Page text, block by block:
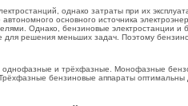
однако затраты при их
автономного основного источника
Однако, бензиновые электростанции
для решения меньших задач. Поэтому
и трёхфазные. Монофазные
бензиновые аппараты